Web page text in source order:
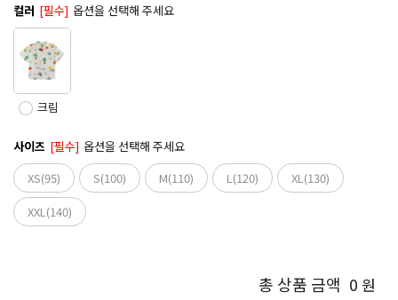
컬러 [필수] 옵션을 선택해 주세요
크림
사이즈 [필수] 옵션을 선택해 주세요
XS(95)
S(100) M(110) L(120)
XL(130)
XXL(140)
총 상품 금액 0 원